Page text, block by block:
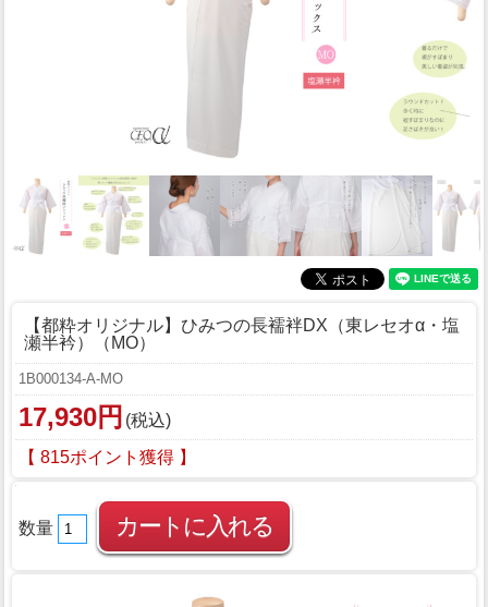
【都粋オリジナル】ひみつの長襦袢DX（東レセオα・塩
瀬半衿）（MO）
1B000134-A-MO
17,930円 (税込)
【 815ポイント獲得 】
数量